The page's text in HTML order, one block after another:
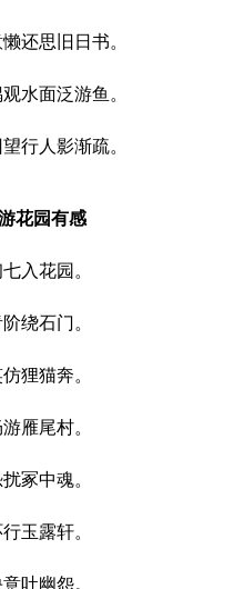
还思旧日书。
水面泛游鱼。
行人影渐疏。
花园有感
入花园。
绕石门。
狸猫奔。
雁尾村。
冢中魂。
玉露轩。
吐幽怨。